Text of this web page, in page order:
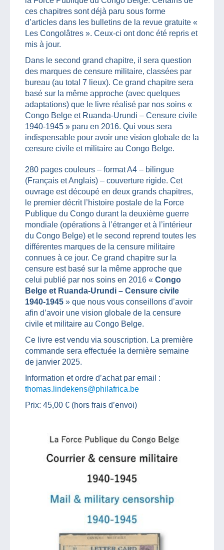
ces chapitres sont déjà paru sous forme
d’articles dans les bulletins de la revue gratuite «
Les Congolâtres ». Ceux-ci ont donc été repris et
mis à jour.
Dans le second grand chapitre, il sera question
des marques de censure militaire, classées par
bureau (au total 7 lieux). Ce grand chapitre sera
basé sur la même approche (avec quelques
adaptations) que le livre réalisé par nos soins «
Congo Belge et Ruanda-Urundi – Censure civile
1940-1945 » paru en 2016. Qui vous sera
indispensable pour avoir une vision globale de la
censure civile et militaire au Congo Belge.
280 pages couleurs – format A4 – bilingue
(Français et Anglais) – couverture rigide. Cet
ouvrage est découpé en deux grands chapitres,
le premier décrit l’histoire postale de la Force
Publique du Congo durant la deuxième guerre
mondiale (opérations à l’étranger et à l’intérieur
du Congo Belge) et le second reprend toutes les
différentes marques de la censure militaire
connues à ce jour. Ce grand chapitre sur la
censure est basé sur la même approche que
celui publié par nos soins en 2016 « Congo
Belge et Ruanda-Urundi – Censure civile
1940-1945 » que nous vous conseillons d’avoir
afin d’avoir une vision globale de la censure
civile et militaire au Congo Belge.
Ce livre est vendu via souscription. La première
commande sera effectuée la dernière semaine
de janvier 2025.
Information et ordre d’achat par email :
thomas.lindekens@philafrica.be
Prix: 45,00 € (hors frais d’envoi)